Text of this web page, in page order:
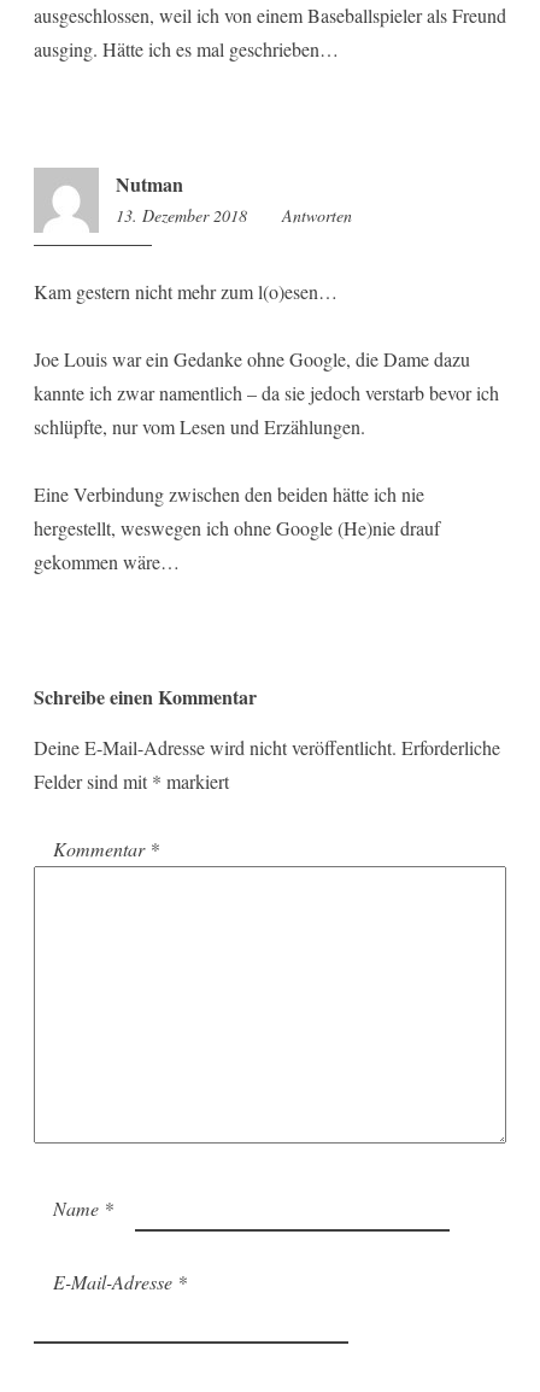
ausgeschlossen, weil ich von einem Baseballspieler als Freund
ausging. Hätte ich es mal geschrieben…
Nutman
13. Dezember 2018 8:39
Antworten
Kam gestern nicht mehr zum l(o)esen…
Joe Louis war ein Gedanke ohne Google, die Dame dazu
kannte ich zwar namentlich – da sie jedoch verstarb bevor ich
schlüpfte, nur vom Lesen und Erzählungen.
Eine Verbindung zwischen den beiden hätte ich nie
hergestellt, weswegen ich ohne Google (He)nie drauf
gekommen wäre…
Schreibe einen Kommentar
Deine E-Mail-Adresse wird nicht veröffentlicht. Erforderliche
Felder sind mit * markiert
Kommentar *
Name *
E-Mail-Adresse *